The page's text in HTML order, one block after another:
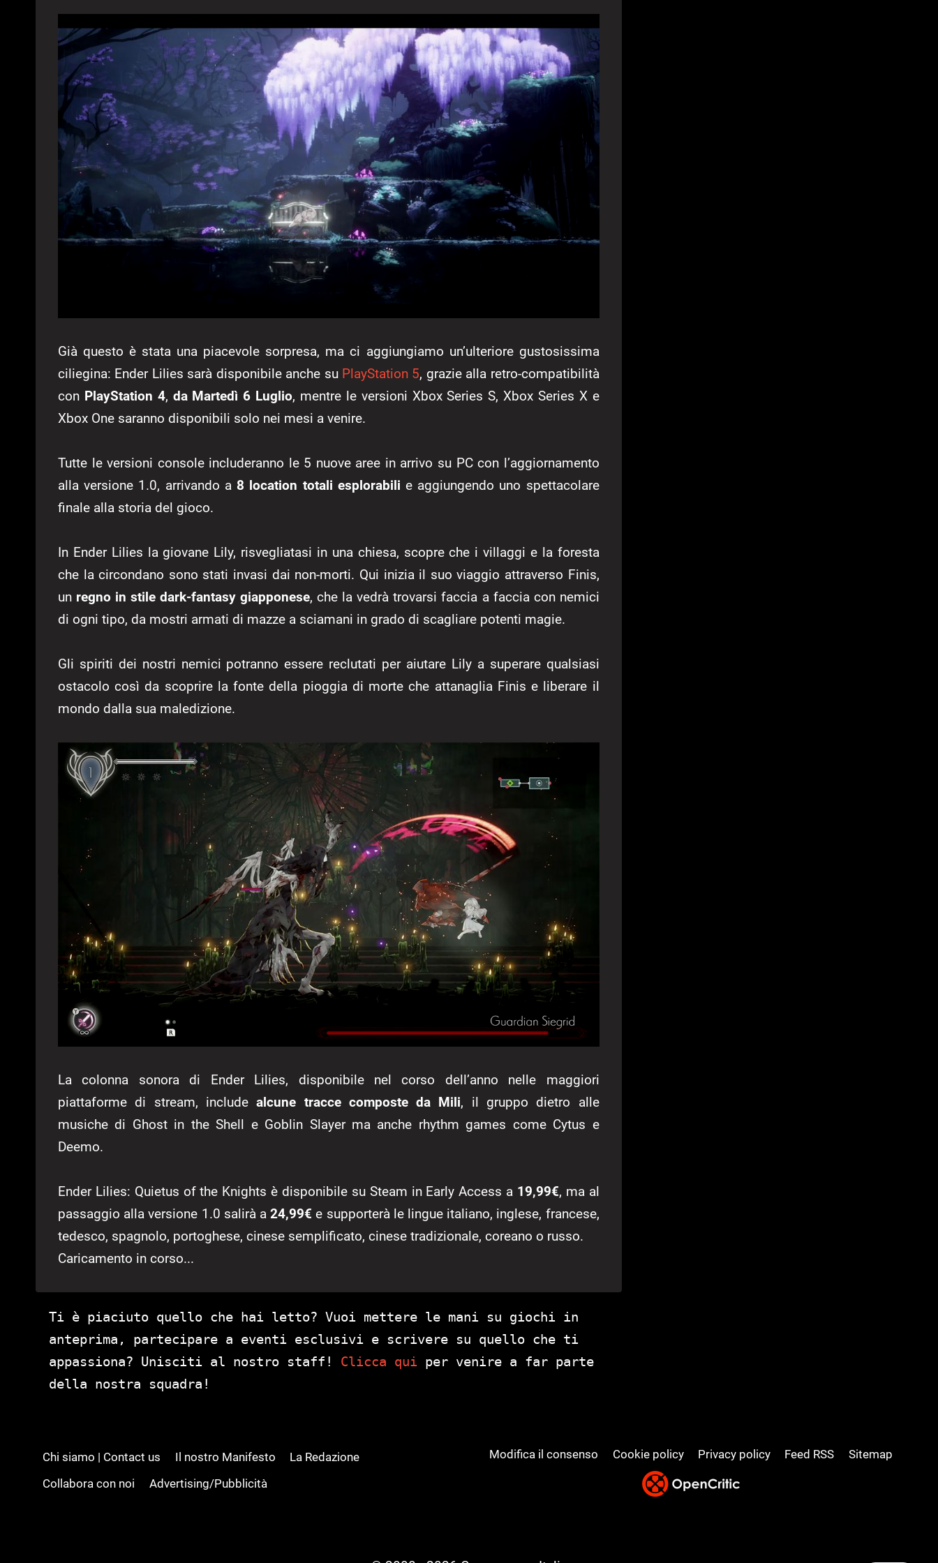
Già questo è stata una piacevole sorpresa, ma ci aggiungiamo un’ulteriore gustosissima
ciliegina: Ender Lilies sarà disponibile anche su PlayStation 5, grazie alla retro-compatibilità
con PlayStation 4, da Martedì 6 Luglio, mentre le versioni Xbox Series S, Xbox Series X e
Xbox One saranno disponibili solo nei mesi a venire.
Tutte le versioni console includeranno le 5 nuove aree in arrivo su PC con l’aggiornamento
alla versione 1.0, arrivando a 8 location totali esplorabili e aggiungendo uno spettacolare
finale alla storia del gioco.
In Ender Lilies la giovane Lily, risvegliatasi in una chiesa, scopre che i villaggi e la foresta
che la circondano sono stati invasi dai non-morti. Qui inizia il suo viaggio attraverso Finis,
un regno in stile dark-fantasy giapponese, che la vedrà trovarsi faccia a faccia con nemici
di ogni tipo, da mostri armati di mazze a sciamani in grado di scagliare potenti magie.
Gli spiriti dei nostri nemici potranno essere reclutati per aiutare Lily a superare qualsiasi
ostacolo così da scoprire la fonte della pioggia di morte che attanaglia Finis e liberare il
mondo dalla sua maledizione.
La colonna sonora di Ender Lilies, disponibile nel corso dell’anno nelle maggiori
piattaforme di stream, includealcune tracce composte da Mili, il gruppo dietro alle
musiche di Ghost in the Shell e Goblin Slayer ma anche rhythm games come Cytus e
Deemo.
Ender Lilies: Quietus of the Knights è disponibile su Steam in Early Access a 19,99€, ma al
passaggio alla versione 1.0 salirà a24,99€ e supporterà le lingue italiano, inglese, francese,
tedesco, spagnolo, portoghese, cinese semplificato, cinese tradizionale, coreano o russo.
Caricamento in corso...
Ti è piaciuto quello che hai letto? Vuoi mettere le mani su giochi in
anteprima, partecipare a eventi esclusivi e scrivere su quello che ti
appassiona? Unisciti al nostro staff! Clicca qui per venire a far parte
della nostra squadra!
Chi siamo | Contact us Il nostro Manifesto
La Redazione
Collabora con noi
Advertising/Pubblicità
Modifica il consenso Cookie policy Privacy policy Feed RSS Sitemap